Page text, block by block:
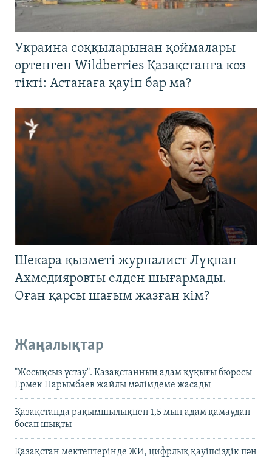
Украина соққыларынан қоймалары
өртенген Wildberries Қазақстанға көз
тікті: Астанаға қауіп бар ма?
Шекара қызметі журналист Лұқпан
Ахмедияровты елден шығармады.
Оған қарсы шағым жазған кім?
Жаңалықтар
"Жосықсыз ұстау". Қазақстанның адам құқығы бюросы
Ермек Нарымбаев жайлы мәлімдеме жасады
Қазақстанда рақымшылықпен 1,5 мың адам қамаудан
босап шықты
Қазақстан мектептерінде ЖИ, цифрлық қауіпсіздік пән